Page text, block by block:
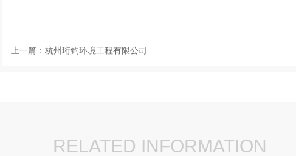
上一篇： 杭州珩钧环境工程有限公司
RELATED INFORMATION